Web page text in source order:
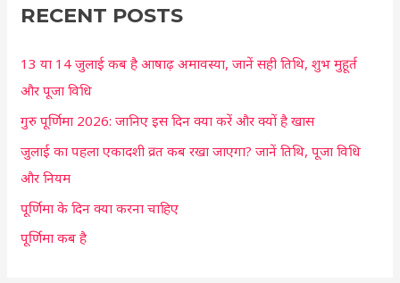
c
f
o
r
:
RECENT POSTS
13 या 14 जुलाई कब है आषाढ़ अमावस्या, जानें सही तिथि, शुभ मुहूर्त
और पूजा विधि
गुरु पूर्णिमा 2026: जानिए इस दिन क्या करें और क्यों है खास
जुलाई का पहला एकादशी व्रत कब रखा जाएगा? जानें तिथि, पूजा विधि
और नियम
पूर्णिमा के दिन क्या करना चाहिए
पूर्णिमा कब है